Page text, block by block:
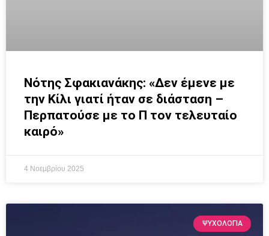
Νότης Σφακιανάκης: «Δεν έμενε με
την Κίλι γιατί ήταν σε διάσταση –
Περπατούσε με το Π τον τελευταίο
καιρό»
4 Νοεμβρίου 2025
ΨΥΧΟΛΟΓΙΑ